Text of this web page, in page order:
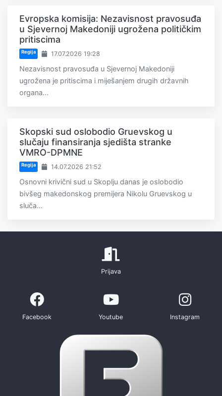
Evropska komisija: Nezavisnost pravosuđa
u Sjevernoj Makedoniji ugrožena političkim
pritiscima
Regija 17.07.2026 19:28
Nezavisnost pravosuđa u Sjevernoj Makedoniji
ugrožena je pritiscima i miješanjem drugih državnih
organa...
Skopski sud oslobodio Gruevskog u
slučaju finansiranja sjedišta stranke
VMRO-DPMNE
Regija 14.07.2026 21:52
Osnovni krivični sud u Skoplju danas je oslobodio
bivšeg makedonskog premijera Nikolu Gruevskog u
sluča...
Prijava
Facebook Youtube Instagram